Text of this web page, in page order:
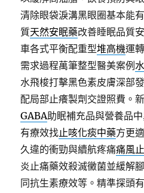
清除眼袋淚溝黑眼圈基本能
質天然安眠藥改善睡眠品質
車各式平衡配重型堆高機運
需求過程萬筆整型醫美案例
水飛梭打擊黑色素皮膚深部
配局部止癢製劑交證照費。
GABA助眠補充品與營養品
有療效找止咳化痰中藥方更
久違的衝勁與續航疼痛痛風
炎止痛藥效殺滅黴菌並緩解
同抗生素療效等。精準探頭